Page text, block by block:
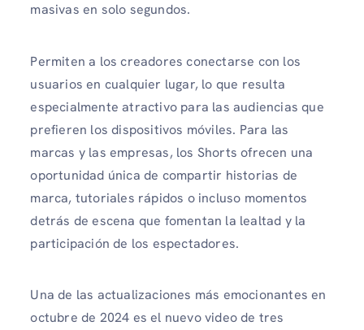
masivas en solo segundos.
Permiten a los creadores conectarse con los
usuarios en cualquier lugar, lo que resulta
especialmente atractivo para las audiencias que
prefieren los dispositivos móviles. Para las
marcas y las empresas, los Shorts ofrecen una
oportunidad única de compartir historias de
marca, tutoriales rápidos o incluso momentos
detrás de escena que fomentan la lealtad y la
participación de los espectadores.
Una de las actualizaciones más emocionantes en
octubre de 2024 es el nuevo video de tres